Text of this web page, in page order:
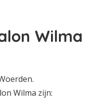
Wilma
Wilma zijn: